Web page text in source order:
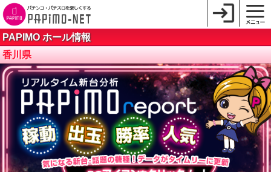
PAPIMO ホール情報
香川県